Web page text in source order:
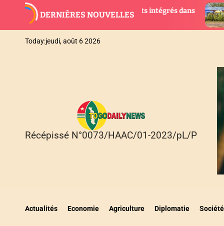
DERNIÈRES NOUVELLES
nouveaux magistrats intégrés dans
AGBOGBOZA
suspendues,
Today:jeudi, août 6 2026
T
L
Récépissé N°0073/HAAC/01-2023/pL/P
Actualités Economie Agriculture Diplomatie Société